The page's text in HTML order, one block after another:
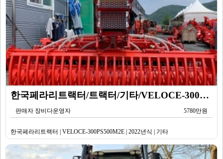
한국페라리트랙터/트랙터/기타/VELOCE-300PS500M2E/2022년식
판매자 장비다운영자 5780만원
한국페라리트랙터 | VELOCE-300PS500M2E | 2022년식 | 기타